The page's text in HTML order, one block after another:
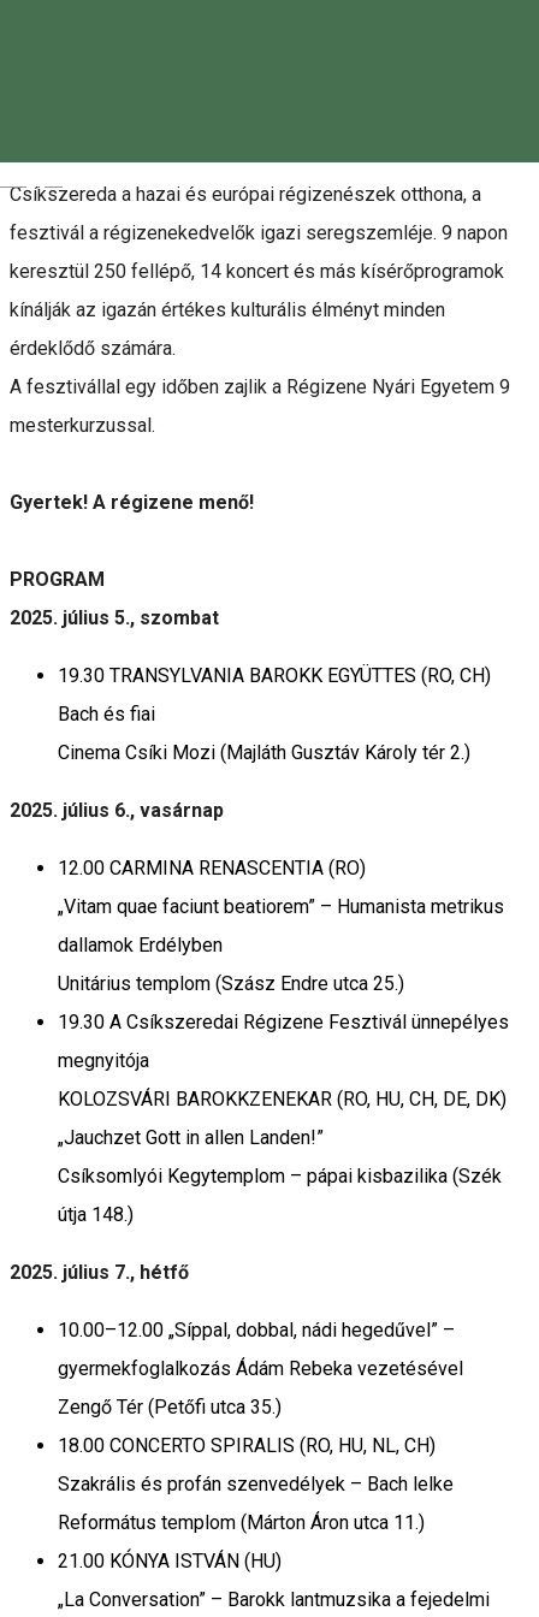
Csíkszereda a hazai és európai régizenészek otthona, a
fesztivál a régizenekedvelők igazi seregszemléje. 9 napon
keresztül 250 fellépő, 14 koncert és más kísérőprogramok
kínálják az igazán értékes kulturális élményt minden
érdeklődő számára.
A fesztivállal egy időben zajlik a Régizene Nyári Egyetem 9
mesterkurzussal.
Gyertek! A régizene menő!
PROGRAM
2025. július 5., szombat
19.30 TRANSYLVANIA BAROKK EGYÜTTES (RO, CH)
Bach és fiai
Cinema Csíki Mozi (Majláth Gusztáv Károly tér 2.)
2025. július 6., vasárnap
12.00 CARMINA RENASCENTIA (RO)
„Vitam quae faciunt beatiorem” – Humanista metrikus
dallamok Erdélyben
Unitárius templom (Szász Endre utca 25.)
19.30 A Csíkszeredai Régizene Fesztivál ünnepélyes
megnyitója
KOLOZSVÁRI BAROKKZENEKAR (RO, HU, CH, DE, DK)
„Jauchzet Gott in allen Landen!”
Csíksomlyói Kegytemplom – pápai kisbazilika (Szék
útja 148.)
2025. július 7., hétfő
10.00–12.00 „Síppal, dobbal, nádi hegedűvel” –
gyermekfoglalkozás Ádám Rebeka vezetésével
Zengő Tér (Petőfi utca 35.)
18.00 CONCERTO SPIRALIS (RO, HU, NL, CH)
Szakrális és profán szenvedélyek – Bach lelke
Református templom (Márton Áron utca 11.)
21.00 KÓNYA ISTVÁN (HU)
„La Conversation” – Barokk lantmuzsika a fejedelmi